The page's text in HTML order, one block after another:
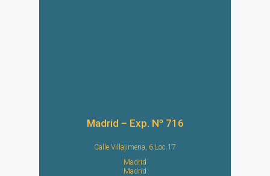
Madrid – Exp. Nº 716
Calle Villajimena, 6 Loc.17
Madrid
Madrid